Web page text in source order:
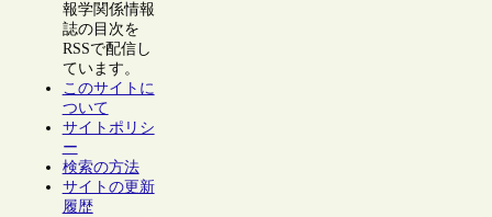
報学関係情報
誌の目次を
RSSで配信し
ています。
このサイトに
ついて
サイトポリシ
ー
検索の方法
サイトの更新
履歴